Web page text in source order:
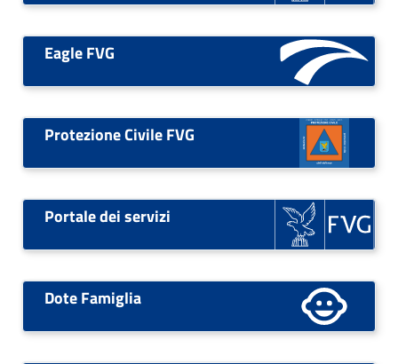
Eagle FVG
Protezione Civile FVG
Portale dei servizi
Dote Famiglia